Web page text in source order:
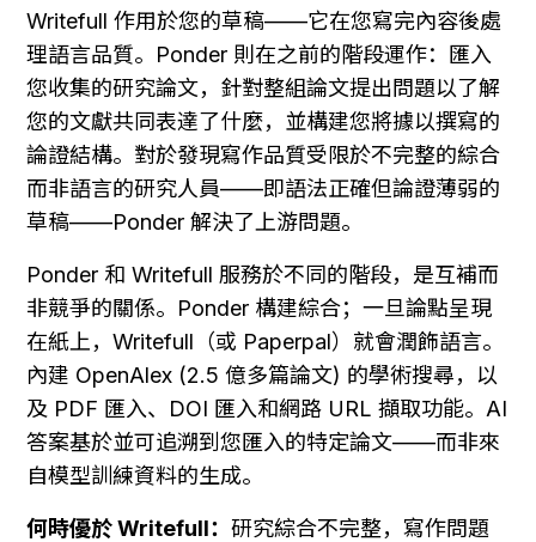
Writefull 作用於您的草稿——它在您寫完內容後處
理語言品質。Ponder 則在之前的階段運作：匯入
您收集的研究論文，針對整組論文提出問題以了解
您的文獻共同表達了什麼，並構建您將據以撰寫的
論證結構。對於發現寫作品質受限於不完整的綜合
而非語言的研究人員——即語法正確但論證薄弱的
草稿——Ponder 解決了上游問題。
Ponder 和 Writefull 服務於不同的階段，是互補而
非競爭的關係。Ponder 構建綜合；一旦論點呈現
在紙上，Writefull（或 Paperpal）就會潤飾語言。
內建 OpenAlex (2.5 億多篇論文) 的學術搜尋，以
及 PDF 匯入、DOI 匯入和網路 URL 擷取功能。AI
答案基於並可追溯到您匯入的特定論文——而非來
自模型訓練資料的生成。
何時優於 Writefull： 研究綜合不完整，寫作問題